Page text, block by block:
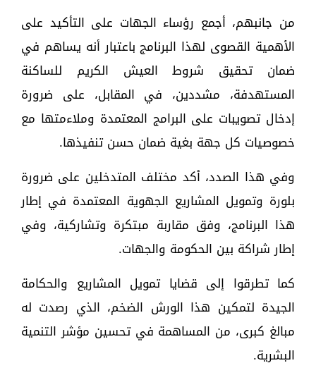
من جانبهم، أجمع رؤساء الجهات على التأكيد على
الأهمية القصوى لهذا البرنامج باعتبار أنه يساهم في
ضمان تحقيق شروط العيش الكريم للساكنة
المستهدفة، مشددين، في المقابل، على ضرورة
إدخال تصويبات على البرامج المعتمدة وملاءمتها مع
خصوصيات كل جهة بغية ضمان حسن تنفيذها.
وفي هذا الصدد، أكد مختلف المتدخلين على ضرورة
بلورة وتمويل المشاريع الجهوية المعتمدة في إطار
هذا البرنامج، وفق مقاربة مبتكرة وتشاركية، وفي
إطار شراكة بين الحكومة والجهات.
كما تطرقوا إلى قضايا تمويل المشاريع والحكامة
الجيدة لتمكين هذا الورش الضخم، الذي رصدت له
مبالغ كبرى، من المساهمة في تحسين مؤشر التنمية
البشرية.